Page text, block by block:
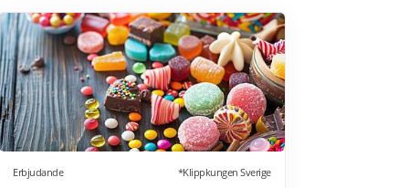
kockar. Våra favoriträtter är
Vikingagryta, Pasta med kyckling och
Tarte flambée med crème fraiche,
bacon och lök. Läs mer om rabatter på
din första matlåda hos Betterfeast här.
Erbjudande *Klippkungen Sverige